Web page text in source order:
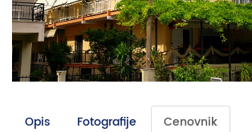
Opis Fotografije
Cenovnik